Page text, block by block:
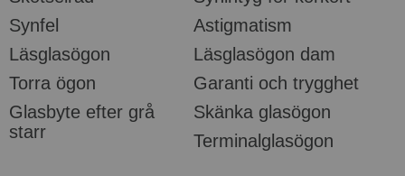
Synfel
Astigmatism
Läsglasögon
Läsglasögon dam
Torra ögon
Garanti och trygghet
Glasbyte efter grå
starr
Skänka glasögon
Terminalglasögon